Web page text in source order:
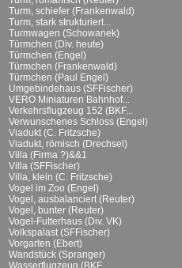
Turm, schiefer (Frankenwald)
Turm, stark strukturiert...
Turmwagen (Schowanek)
Türmchen (Div. heute)
Türmchen (Engel)
Türmchen (Frankenwald)
Türmchen (Paul Engel)
Umgebindehaus (SFFischer)
VERO Miniaturen Bahnhof...
Verkehrsflugzeug 152 (BKF...
Verwunschenes Schloss (Engel)
Viadukt (C. Fritzsche)
Viadukt, römisch (Drechsel)
Villa (Firma ?)&&1
Villa (SFFischer)
Villa, klein (C. Fritzsche)
Vogel im Zoo (Engel)
Vogel, ausbalanciert (Reuter)
Vogel, bunter (Reuter)
Vogel-Futterhaus (Div. VK)
Volkspalast (SFFischer)
Vorgarten (Ebert)
Wandstück (Spranger)
Wasserflugzeug (BKF